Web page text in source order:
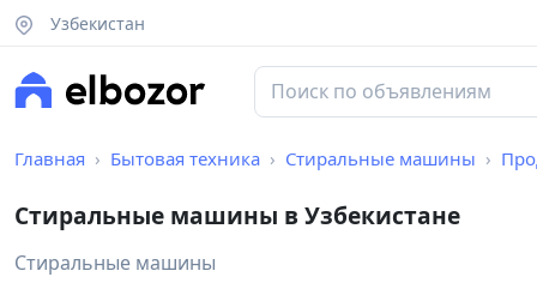
Узбекистан
Главная Бытовая техника Стиральные машины
Стиральные машины в Узбекистане
Стиральные машины